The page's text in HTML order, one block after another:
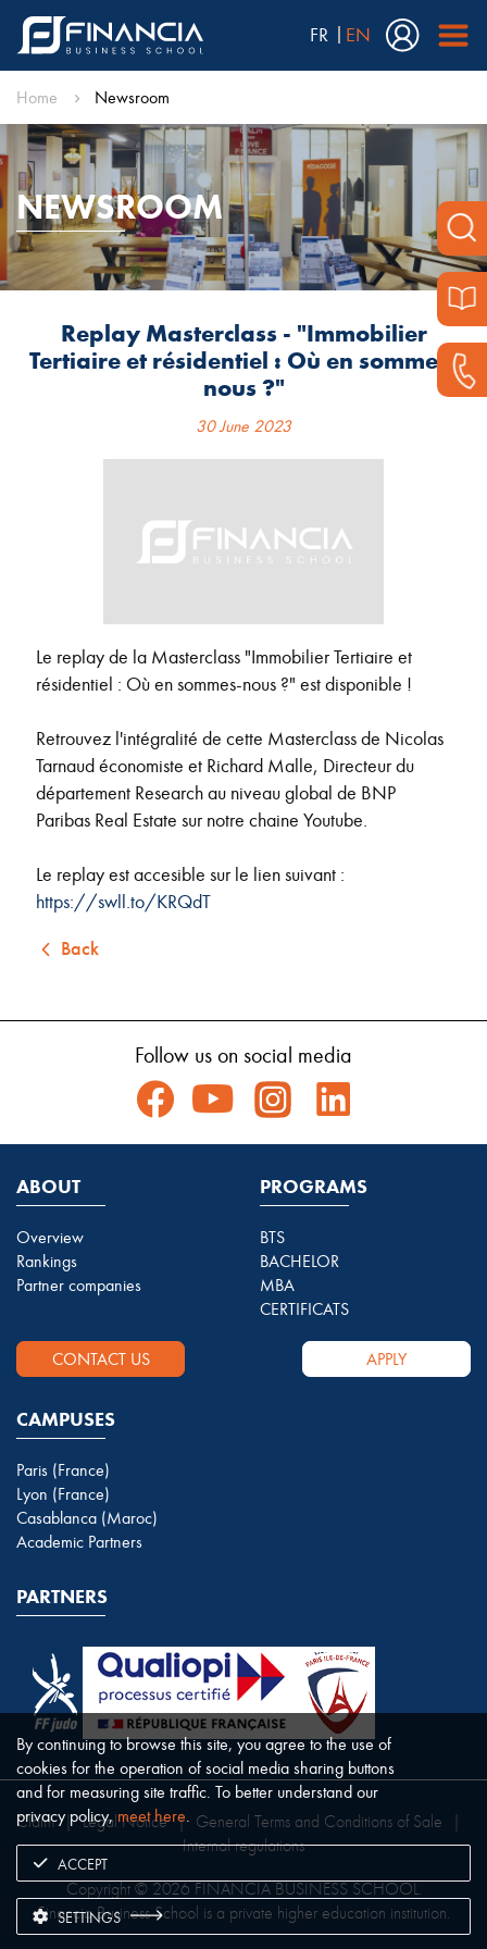
FR EN
Home Newsroom
NEWSROOM
Replay Masterclass - "Immobilier
Tertiaire et résidentiel : Où en sommes-
nous ?"
30 June 2023
Le replay de la Masterclass "Immobilier Tertiaire et
résidentiel : Où en sommes-nous ?" est disponible !
Retrouvez l'intégralité de cette Masterclass de Nicolas
Tarnaud économiste et Richard Malle, Directeur du
département Research au niveau global de BNP
Paribas Real Estate sur notre chaine Youtube.
Le replay est accesible sur le lien suivant :
https://swll.to/KRQdT
Back
Follow us on social media
ABOUT
Overview
Rankings
Partner companies
PROGRAMS
BTS
BACHELOR
MBA
CERTIFICATS
CONTACT US APPLY
CAMPUSES
Paris (France)
Lyon (France)
Casablanca (Maroc)
Academic Partners
PARTNERS
Copyright © 2026 FINANCIA BUSINESS SCHOOL.
Financia Business School is a private higher education institution.
Claim | Legal Notice | General Terms and Conditions of Sale
Internal regulations
By continuing to browse this site, you agree to the use of
cookies for the operation of social media sharing buttons
and for measuring site traffic. To better understand our
privacy policy,meet here.
ACCEPT
SETTINGS